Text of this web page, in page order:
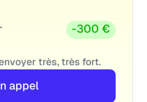
-300 €
très, très fort.
appel